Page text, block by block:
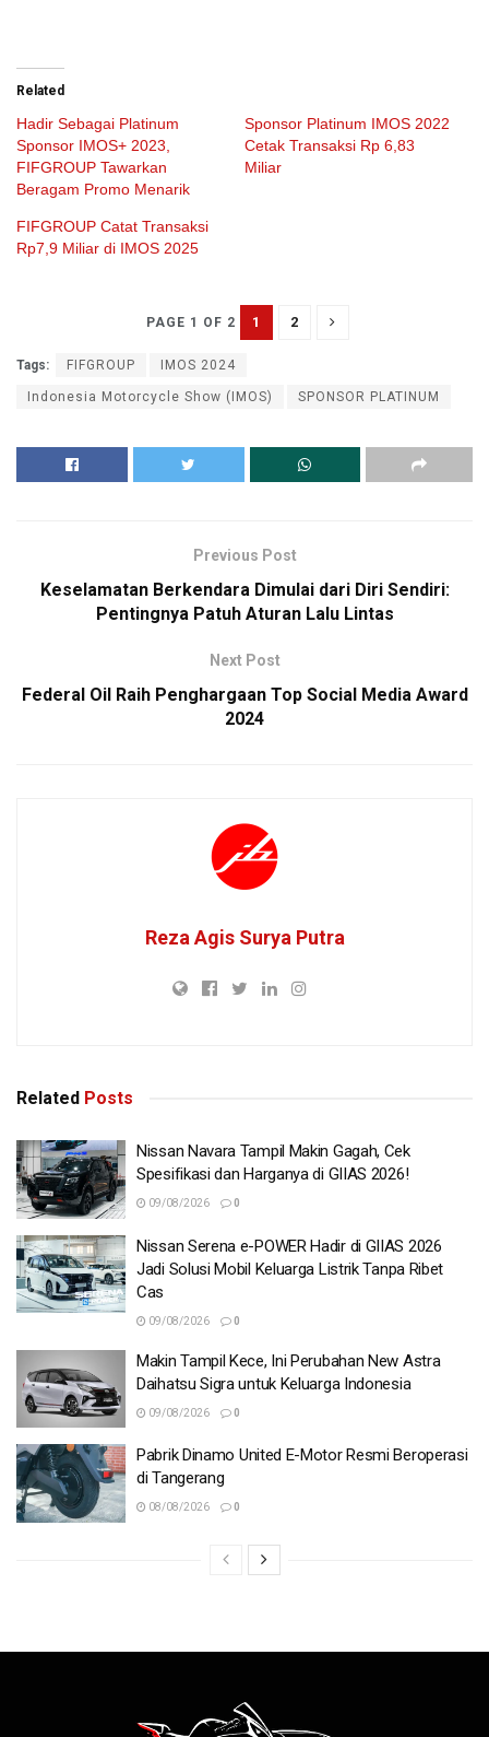
Related
Hadir Sebagai Platinum
Sponsor IMOS+ 2023,
FIFGROUP Tawarkan
Beragam Promo Menarik
Sponsor Platinum IMOS 2022
Cetak Transaksi Rp 6,83
Miliar
FIFGROUP Catat Transaksi
Rp7,9 Miliar di IMOS 2025
PAGE 1 OF 2 1 2
Tags: FIFGROUP IMOS 2024
Indonesia Motorcycle Show (IMOS) SPONSOR PLATINUM
Previous Post
Keselamatan Berkendara Dimulai dari Diri Sendiri:
Pentingnya Patuh Aturan Lalu Lintas
Next Post
Federal Oil Raih Penghargaan Top Social Media Award
2024
Reza Agis Surya Putra
Related Posts
Nissan Navara Tampil Makin Gagah, Cek
Spesifikasi dan Harganya di GIIAS 2026!
09/08/2026 0
Nissan Serena e-POWER Hadir di GIIAS 2026
Jadi Solusi Mobil Keluarga Listrik Tanpa Ribet
Cas
09/08/2026 0
Makin Tampil Kece, Ini Perubahan New Astra
Daihatsu Sigra untuk Keluarga Indonesia
09/08/2026 0
Pabrik Dinamo United E-Motor Resmi Beroperasi
di Tangerang
08/08/2026 0